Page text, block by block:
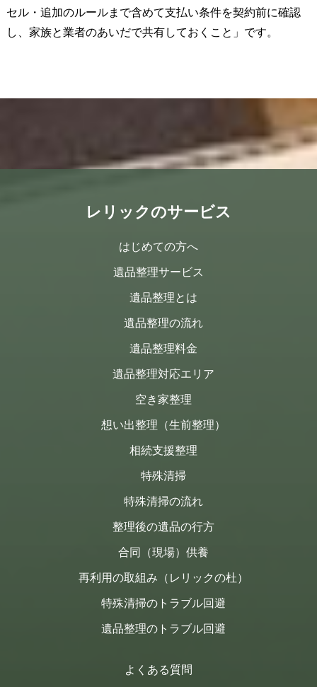
セル・追加のルールまで含めて支払い条件を契約前に確認
し、家族と業者のあいだで共有しておくこと」です。
レリックのサービス
はじめての方へ
遺品整理サービス
遺品整理とは
遺品整理の流れ
遺品整理料金
遺品整理対応エリア
空き家整理
想い出整理（生前整理）
相続支援整理
特殊清掃
特殊清掃の流れ
整理後の遺品の行方
合同（現場）供養
再利用の取組み（レリックの杜）
特殊清掃のトラブル回避
遺品整理のトラブル回避
よくある質問